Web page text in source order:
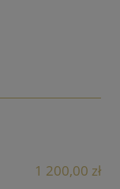
1 200,00 zł